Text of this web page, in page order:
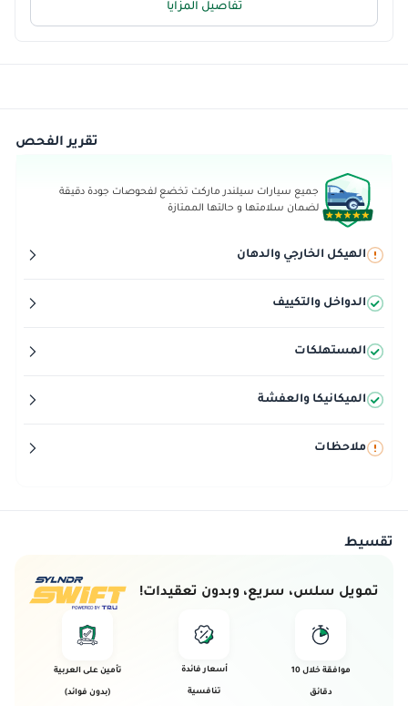
تفاصيل المزايا
تقرير الفحص
جميع سيارات سيلندر ماركت تخضع لفحوصات جودة دقيقة
لضمان سلامتها و حالتها الممتازة
الهيكل الخارجي والدهان
الدواخل والتكييف
المستهلكات
الميكانيكا والعفشة
ملاحظات
تقسيط
تمويل سلس، سريع، وبدون تعقيدات!
موافقة خلال 10
دقائق
أسعار فائدة
تنافسية
تأمين على العربية
(بدون فوائد)